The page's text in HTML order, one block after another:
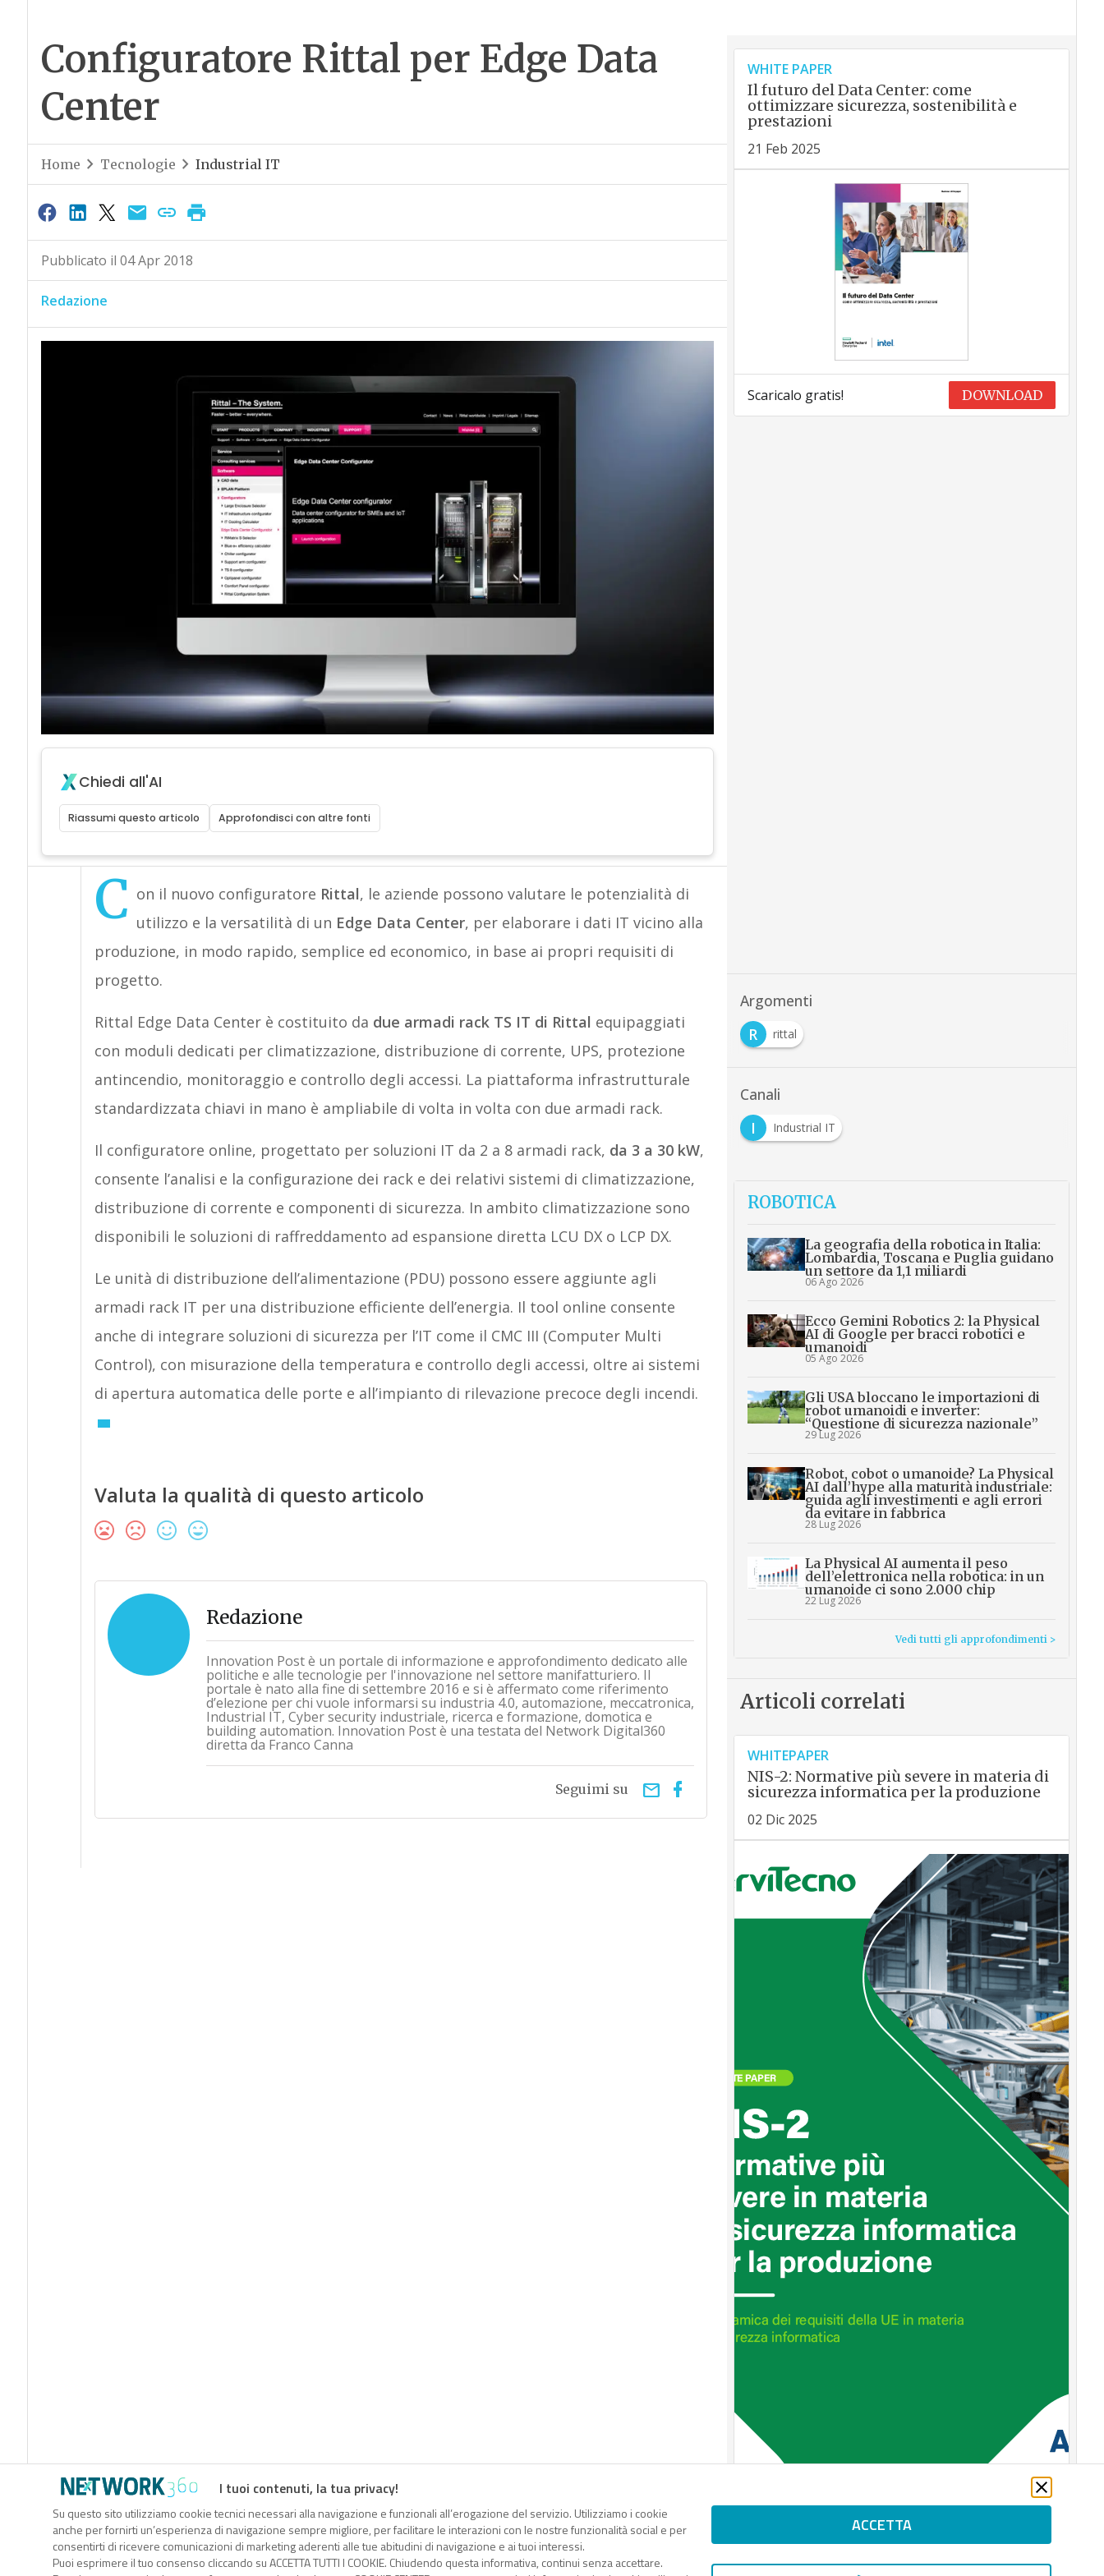
Configuratore Rittal per Edge Data
Center
Home Tecnologie Industrial IT
Pubblicato il 04 Apr 2018
Redazione
Chiedi all'AI
Riassumi questo articolo Approfondisci con altre fonti
C on il nuovo configuratore Rittal, le aziende possono valutare le potenzialità di
utilizzo e la versatilità di un Edge Data Center, per elaborare i dati IT vicino alla
produzione, in modo rapido, semplice ed economico, in base ai propri requisiti di
progetto.
Rittal Edge Data Center è costituito da due armadi rack TS IT di Rittal equipaggiati
con moduli dedicati per climatizzazione, distribuzione di corrente, UPS, protezione
antincendio, monitoraggio e controllo degli accessi. La piattaforma infrastrutturale
standardizzata chiavi in mano è ampliabile di volta in volta con due armadi rack.
Il configuratore online, progettato per soluzioni IT da 2 a 8 armadi rack, da 3 a 30 kW,
consente l’analisi e la configurazione dei rack e dei relativi sistemi di climatizzazione,
distribuzione di corrente e componenti di sicurezza. In ambito climatizzazione sono
disponibili le soluzioni di raffreddamento ad espansione diretta LCU DX o LCP DX.
Le unità di distribuzione dell’alimentazione (PDU) possono essere aggiunte agli
armadi rack IT per una distribuzione efficiente dell’energia. Il tool online consente
anche di integrare soluzioni di sicurezza per l’IT come il CMC III (Computer Multi
Control), con misurazione della temperatura e controllo degli accessi, oltre ai sistemi
di apertura automatica delle porte e all’impianto di rilevazione precoce degli incendi.
Valuta la qualità di questo articolo
Redazione
Innovation Post è un portale di informazione e approfondimento dedicato alle
politiche e alle tecnologie per l'innovazione nel settore manifatturiero. Il
portale è nato alla fine di settembre 2016 e si è affermato come riferimento
d’elezione per chi vuole informarsi su industria 4.0, automazione, meccatronica,
Industrial IT, Cyber security industriale, ricerca e formazione, domotica e
building automation. Innovation Post è una testata del Network Digital360
diretta da Franco Canna
email
Seguimi su
WHITE PAPER
Il futuro del Data Center: come
ottimizzare sicurezza, sostenibilità e
prestazioni
21 Feb 2025
Scaricalo gratis! DOWNLOAD
Argomenti
R
rittal
Canali
I
Industrial IT
ROBOTICA
La geografia della robotica in Italia:
Lombardia, Toscana e Puglia guidano
un settore da 1,1 miliardi
06 Ago 2026
Ecco Gemini Robotics 2: la Physical
AI di Google per bracci robotici e
umanoidi
05 Ago 2026
Gli USA bloccano le importazioni di
robot umanoidi e inverter:
“Questione di sicurezza nazionale”
29 Lug 2026
Robot, cobot o umanoide? La Physical
AI dall’hype alla maturità industriale:
guida agli investimenti e agli errori
da evitare in fabbrica
28 Lug 2026
La Physical AI aumenta il peso
dell’elettronica nella robotica: in un
umanoide ci sono 2.000 chip
22 Lug 2026
Vedi tutti gli approfondimenti >
Articoli correlati
WHITEPAPER
NIS-2: Normative più severe in materia di
sicurezza informatica per la produzione
02 Dic 2025
Scaricalo gratis! DOWNLOAD
I tuoi contenuti, la tua privacy!
Su questo sito utilizziamo cookie tecnici necessari alla navigazione e funzionali all’erogazione del servizio. Utilizziamo i cookie
anche per fornirti un’esperienza di navigazione sempre migliore, per facilitare le interazioni con le nostre funzionalità social e per
consentirti di ricevere comunicazioni di marketing aderenti alle tue abitudini di navigazione e ai tuoi interessi.
Puoi esprimere il tuo consenso cliccando su ACCETTA TUTTI I COOKIE. Chiudendo questa informativa, continui senza accettare.
ACCETTA